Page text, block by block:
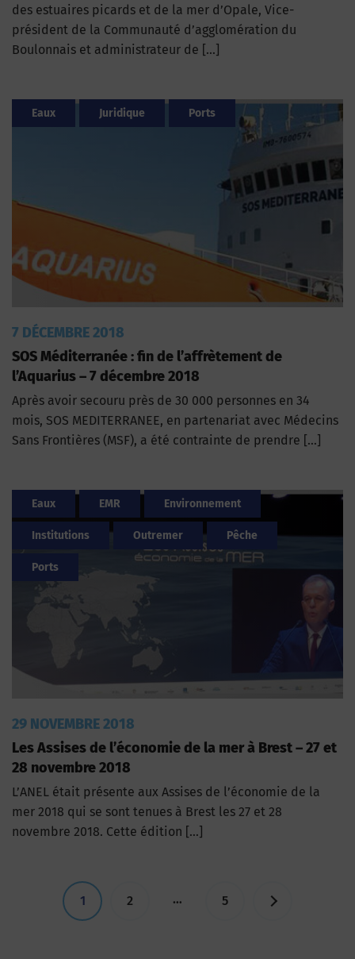
des estuaires picards et de la mer d’Opale, Vice-
président de la Communauté d’agglomération du
Boulonnais et administrateur de […]
Eaux Juridique Ports
7 DÉCEMBRE 2018
SOS Méditerranée : fin de l’affrètement de
l’Aquarius – 7 décembre 2018
Après avoir secouru près de 30 000 personnes en 34
mois, SOS MEDITERRANEE, en partenariat avec Médecins
Sans Frontières (MSF), a été contrainte de prendre […]
Eaux EMR Environnement
Institutions Outremer Pêche
Ports
29 NOVEMBRE 2018
Les Assises de l’économie de la mer à Brest – 27 et
28 novembre 2018
L’ANEL était présente aux Assises de l’économie de la
mer 2018 qui se sont tenues à Brest les 27 et 28
novembre 2018. Cette édition […]
Pagination
1 2 … 5